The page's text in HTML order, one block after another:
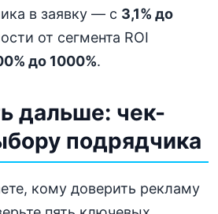
в заявку — с 3,1% до
от сегмента ROI
до 1000%.
дальше: чек-
подрядчика
кому доверить рекламу